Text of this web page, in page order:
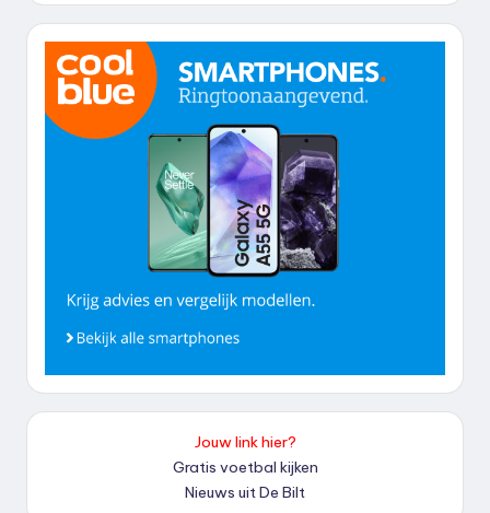
Jouw link hier?
Gratis voetbal kijken
Nieuws uit De Bilt